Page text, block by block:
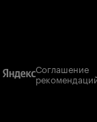
Соглашение